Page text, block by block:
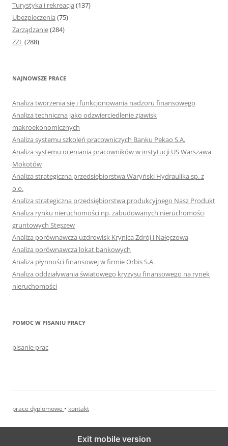
Turystyka i rekreacja (137)
Ubezpieczenia (75)
Zarządzanie(284)
ZZL(288)
NAJNOWSZE PRACE
Analiza tworzenia się i funkcjonowania nadzoru finansowego
Analiza techniczna jako odzwierciedlenie zjawisk
makroekonomicznych
Analiza systemu szkoleń pracowniczych Banku Pekao S.A.
Analiza systemu oceniania pracowników w instytucji US Warszawa
Mokotów
Analiza strategiczna przedsiębiorstwa Waryński Hydraulika sp. z
o.o.
Analiza strategiczna przedsiębiorstwa produkcyjnego Nasz Produkt
Analiza rynku nieruchomości np. zabudowanych nieruchomości
gruntowych Stęszew
Analiza porównawcza uzdrowisk Krynica Zdrój i Nałęczowa
Analiza porównawcza lokat bankowych
Analiza płynności finansowej w firmie Orbis S.A.
Analiza oddziaływania światowego kryzysu finansowego na rynek
nieruchomości
POMOC W PISANIU PRACY
pisanie prac
prace dyplomowe • kontakt
Exit mobile version